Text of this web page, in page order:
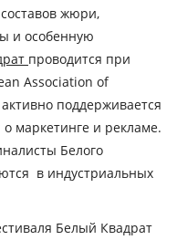
жюри,
и особенную
проводится при
Association of
поддерживается
маркетинге и рекламе.
Белого
в индустриальных
Белый Квадрат